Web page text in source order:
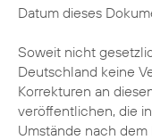
Datum dieses
Soweit nicht
Deutschland keine
Korrekturen an
veröffentlichen, die
Umstände nach